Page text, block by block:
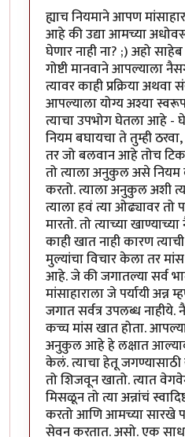
ह्याच नियमाने आपण
आहे की उद्या आमच्या
घेणार नाही ना? ;) अहो
गोष्टी मानवाने आपल्याला
त्यावर काही प्रक्रिया
आपल्याला योग्य अश्या
त्याचा उपभोग घेतला आहे
नियम बघायचा ते तुम्ही
तर जो बलवान आहे तोच
तो त्याला अनुकुल असे
करतो. त्याला अनुकुल अशी
त्याला हवं त्या ओढ्यावर तो
मारतो. तो त्याच्या
काही खात नाही कारण
मुल्यांचा विचार केला तर
आहे. जे की जगातल्या सर्व
मांसाहाराला जे पर्यायी अन्न
जगात सर्वत्र उपलब्ध
कच्च मांस खात होता.
अनुकुल आहे हे लक्षात
केलं. त्याचा हेतू
तो शिजवून खातो. त्यात
मिसळून तो त्या अन्नांचं
करतो आणि आमच्या सारखे
सेवन करतात. असो. एक